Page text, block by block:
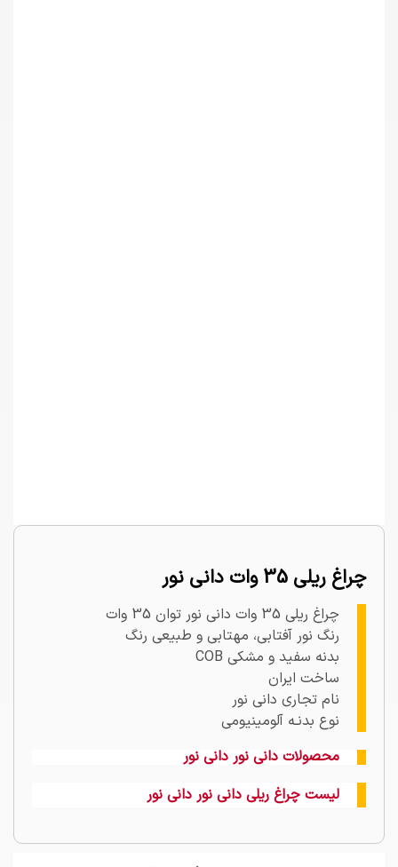
چراغ ریلی 35 وات دانی نور
چراغ ریلی 35 وات دانی نور توان 35 وات
رنگ نور آفتابی، مهتابی و طبیعی رنگ
بدنه سفید و مشکی COB
ساخت ایران
نام تجاری دانی نور
نوع بدنـه آلومینیومی
محصولات دانی نور دانی نور
لیست چراغ ریلی دانی نور دانی نور